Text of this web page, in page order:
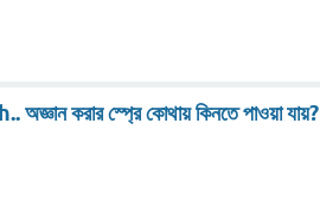
করার স্প্রে কোথায় কিনতে পাওয়া যায়?